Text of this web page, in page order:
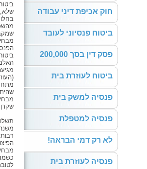
חוק אכיפת דיני עבודה
ביטוח פנסיוני לעובד
פסק דין בסך 200,000
ביטוח לעוזרת בית
פנסיה למשק בית
פנסיה למטפלת
לא רק דמי הבראה!
פנסיה לעוזרת בית